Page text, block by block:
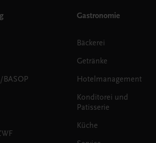
BASOP
Gastronomie
Bäckerei
Getränke
Hotelmanagement
Konditorei und
Patisserie
Küche